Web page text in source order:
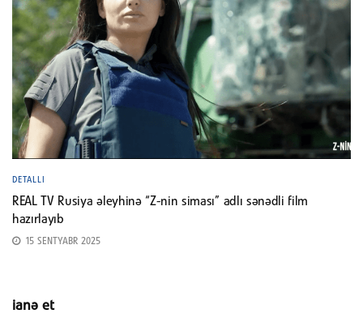
DETALLI
REAL TV Rusiya əleyhinə “Z-nin siması” adlı sənədli film
hazırlayıb
15 SENTYABR 2025
ianə et